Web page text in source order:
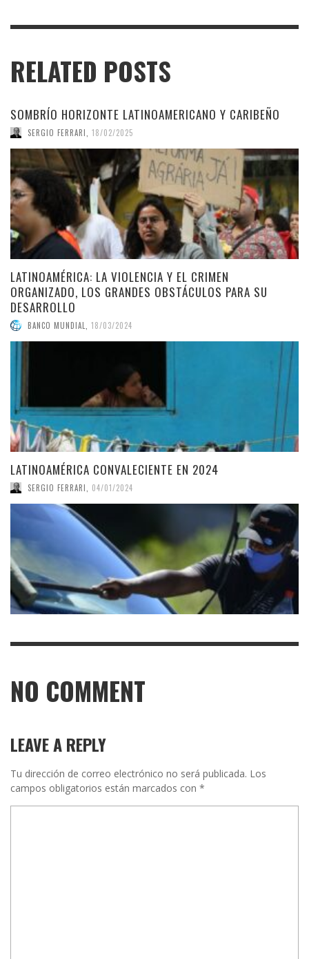
RELATED POSTS
SOMBRÍO HORIZONTE LATINOAMERICANO Y CARIBEÑO
SERGIO FERRARI, 18/02/2025
LATINOAMÉRICA: LA VIOLENCIA Y EL CRIMEN
ORGANIZADO, LOS GRANDES OBSTÁCULOS PARA SU
DESARROLLO
BANCO MUNDIAL 18/03/2024
LATINOAMÉRICA CONVALECIENTE EN 2024
SERGIO FERRARI 04/01/2024
NO COMMENT
LEAVE A REPLY
Tu dirección de correo electrónico no será publicada. Los
campos obligatorios están marcados con *